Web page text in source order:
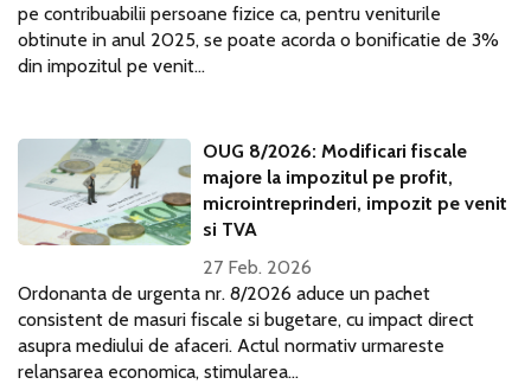
pe contribuabilii persoane fizice ca, pentru veniturile
obtinute in anul 2025, se poate acorda o bonificatie de 3%
din impozitul pe venit...
OUG 8/2026: Modificari fiscale
majore la impozitul pe profit,
microintreprinderi, impozit pe venit
si TVA
27 Feb. 2026
Ordonanta de urgenta nr. 8/2026 aduce un pachet
consistent de masuri fiscale si bugetare, cu impact direct
asupra mediului de afaceri. Actul normativ urmareste
relansarea economica, stimularea...